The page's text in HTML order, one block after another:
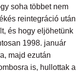
soha többet nem
reintegráció után
és hogy eljöhetünk
1998. január
majd ezután
is, hullottak a